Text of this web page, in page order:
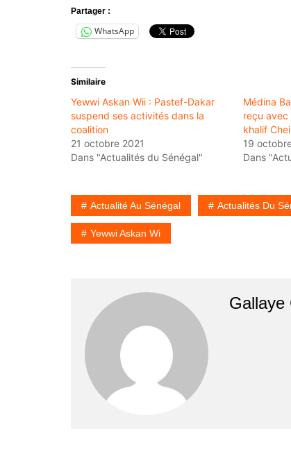
Partager :
WhatsApp
Similaire
Yewwi Askan Wii : Pastef-Dakar
suspend ses activités dans la
coalition
21 octobre 2021
Dans "Actualités du Sénégal"
Médina
reçu avec
khalif
19
Dans
Actualité Au Sénégal Actualités Du
Yewwi Askan Wi
Gallaye